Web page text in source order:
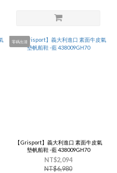
零碼出清
【Grisport】義大利進口 素面牛皮氣
墊帆船鞋 -藍 438009GH70
NT$2,094
NT$6,980